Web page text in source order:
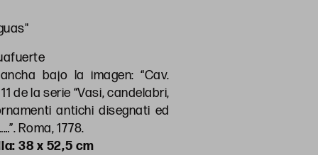
bajo la imagen: “Cav.
11 de la serie “Vasi, candelabri,
antichi disegnati ed
Roma, 1778.
38 x 52,5 cm